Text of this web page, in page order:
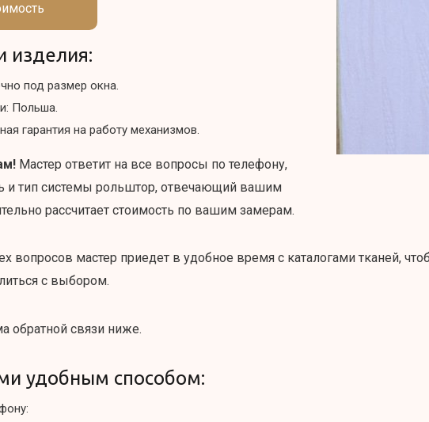
изделия:
под размер окна.
Польша.
гарантия на работу механизмов.
Мастер ответит на все вопросы по телефону,
и тип системы рольштор, отвечающий вашим
рассчитает стоимость по вашим замерам.
вопросов мастер приедет в удобное время с каталогами тканей,
с выбором.
обратной связи ниже.
удобным способом: